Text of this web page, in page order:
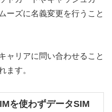
ーズに名義変更を行うこと
ャリアに問い合わせること
ます。
を使わずデータSIM